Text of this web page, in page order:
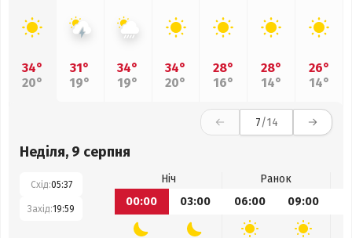
34°
20°
31°
19°
34°
19°
34°
20°
28°
16°
28°
14°
26°
14°
7/14
Неділя, 9 серпня
Схід:05:37
Захід:19:59
Ніч
Ранок
00:00
03:00 06:00 09:00